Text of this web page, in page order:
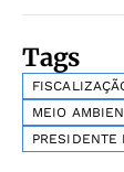
Tags
MEIO
PRESIDENTE